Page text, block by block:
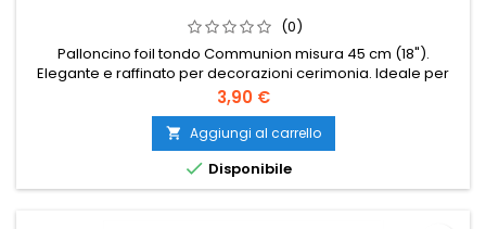
(0)
Palloncino foil tondo Communion misura 45 cm (18").
Elegante e raffinato per decorazioni cerimonia. Ideale per
Comunione e allestimenti coordinati. Perfetto per fotografie
e party speciali.
Prezzo
3,90 €
 Aggiungi al carrello
 Disponibile